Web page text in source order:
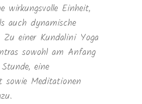
wirkungsvolle Einheit,
auch dynamische
Zu einer Kundalini Yoga
sowohl am Anfang
eine
sowie Meditationen